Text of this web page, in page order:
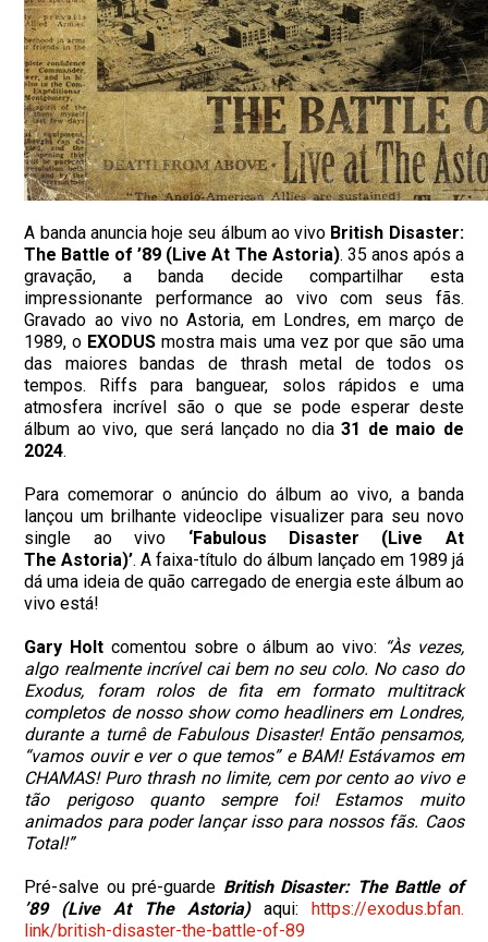
A banda anuncia hoje seu álbum ao vivo British Disaster:
The Battle of ’89 (Live At The Astoria). 35 anos após a
gravação, a banda decide compartilhar esta
impressionante performance ao vivo com seus fãs.
Gravado ao vivo no Astoria, em Londres, em março de
1989, o EXODUS mostra mais uma vez por que são uma
das maiores bandas de thrash metal de todos os
tempos. Riffs para banguear, solos rápidos e uma
atmosfera incrível são o que se pode esperar deste
álbum ao vivo, que será lançado no dia31 de maio de
2024.
Para comemorar o anúncio do álbum ao vivo, a banda
lançou um brilhante videoclipe visualizer para seu novo
single ao vivo ‘Fabulous Disaster (Live At
The Astoria)’. A faixa-título do álbum lançado em 1989 já
dá uma ideia de quão carregado de energia este álbum ao
vivo está!
Gary Holt comentou sobre o álbum ao vivo: “Às vezes,
algo realmente incrível cai bem no seu colo. No caso do
Exodus, foram rolos de fita em formato multitrack
completos de nosso show como headliners em Londres,
durante a turnê de Fabulous Disaster! Então pensamos,
“vamos ouvir e ver o que temos” e BAM! Estávamos em
CHAMAS! Puro thrash no limite, cem por cento ao vivo e
tão perigoso quanto sempre foi! Estamos muito
animados para poder lançar isso para nossos fãs. Caos
Total!”
Pré-salve ou pré-guarde British Disaster: The Battle of
’89 (Live At The Astoria) aqui: https://exodus.bfan.
link/british-disaster-the-battle-of-89